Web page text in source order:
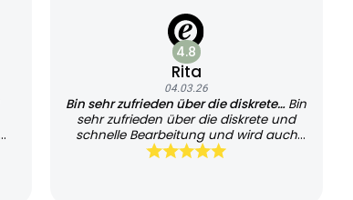
4.8
Rita
04.03.26
Bin sehr zufrieden über die diskrete… Bin
sehr zufrieden über die diskrete und
schnelle Bearbeitung und wird auch
sehr schnell geliefert, kann es jedem